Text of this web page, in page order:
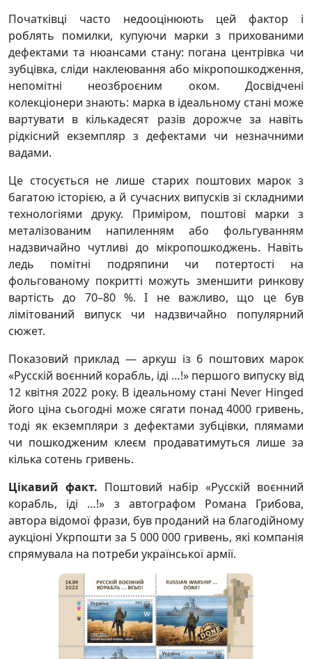
Початківці часто недооцінюють цей фактор і
роблять помилки, купуючи марки з прихованими
дефектами та нюансами стану: погана центрівка чи
зубцівка, сліди наклеювання або мікропошкодження,
непомітні неозброєним оком. Досвідчені
колекціонери знають: марка в ідеальному стані може
вартувати в кількадесят разів дорожче за навіть
рідкісний екземпляр з дефектами чи незначними
вадами.
Це стосується не лише старих поштових марок з
багатою історією, а й сучасних випусків зі складними
технологіями друку. Приміром, поштові марки з
металізованим напиленням або фольгуванням
надзвичайно чутливі до мікропошкоджень. Навіть
ледь помітні подряпини чи потертості на
фольгованому покритті можуть зменшити ринкову
вартість до 70–80 %. І не важливо, що це був
лімітований випуск чи надзвичайно популярний
сюжет.
Показовий приклад — аркуш із 6 поштових марок
«Русскій воєнний корабль, іді …!» першого випуску від
12 квітня 2022 року. В ідеальному стані Never Hinged
його ціна сьогодні може сягати понад 4000 гривень,
тоді як екземпляри з дефектами зубцівки, плямами
чи пошкодженим клеєм продаватимуться лише за
кілька сотень гривень.
Цікавий факт. Поштовий набір «Русскій воєнний
корабль, іді …!» з автографом Романа Грибова,
автора відомої фрази, був проданий на благодійному
аукціоні Укрпошти за 5 000 000 гривень, які компанія
спрямувала на потреби української армії.